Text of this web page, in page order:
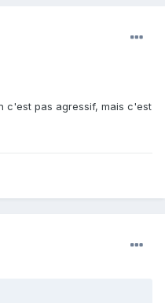
c'est pas agressif, mais c'est